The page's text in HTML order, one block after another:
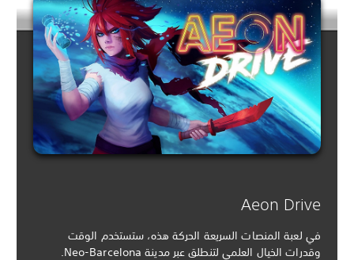
Aeon Drive
في لعبة المنصات السريعة الحركة هذه، ستستخدم الوقت
وقدرات الخيال العلمي لتنطلق عبر مدينة Neo-Barcelona.